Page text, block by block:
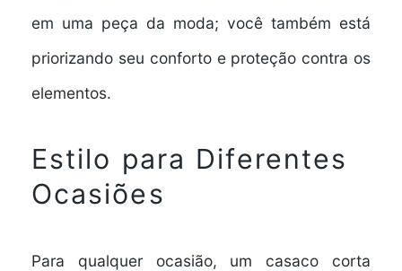
em uma peça da moda; você também está
priorizando seu conforto e proteção contra os
elementos.
Estilo para Diferentes
Ocasiões
Para qualquer ocasião, um casaco corta